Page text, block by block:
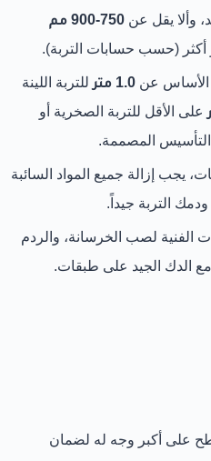
وألا يقل عن 750-900 مم
أكثر (حسب حسابات التربة).
الأساس عن 1.0 متر
للتربة اللينة
على الأقل للتربة الصخرية أو
التأسيس المصممة.
يجب إزالة جميع المواد السائبة
التربة جيداً.
الفنية لصب الخرسانة، والردم
الدك الجيد على طبقات.
على أكبر وجه له لضمان